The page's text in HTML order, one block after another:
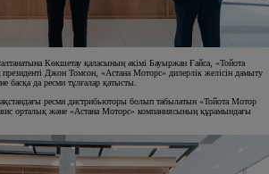
Көкшетау қаласының әкімі Бауыржан Ғайса, «Тойота
Джон Томсон, «Астана Моторс» дилерлік желісін дамыту
басқа да ресми тұлғалар қатысты.
ресми дистрибьюторы болып табылатын «Тойота Мотор
орталық және «Астана Моторс» компаниясының құрамындағы